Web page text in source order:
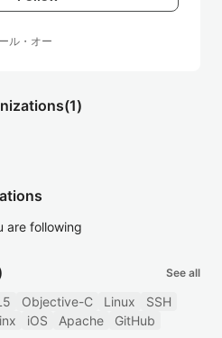
ル・オー
(1)
are following
See all
Objective-C Linux
SSH
iOS Apache
GitHub